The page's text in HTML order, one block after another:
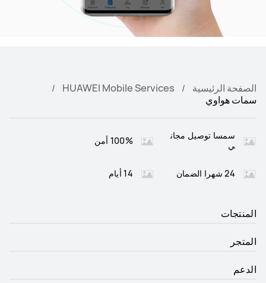
الصفحة الرئيسية
HUAWEI Mobile Services
سمات هواوي
سمسا توصيل مجان
ي
100% أمن
24 شهرا الضمان 14 أيام
المنتجات
المتجر
الدعم